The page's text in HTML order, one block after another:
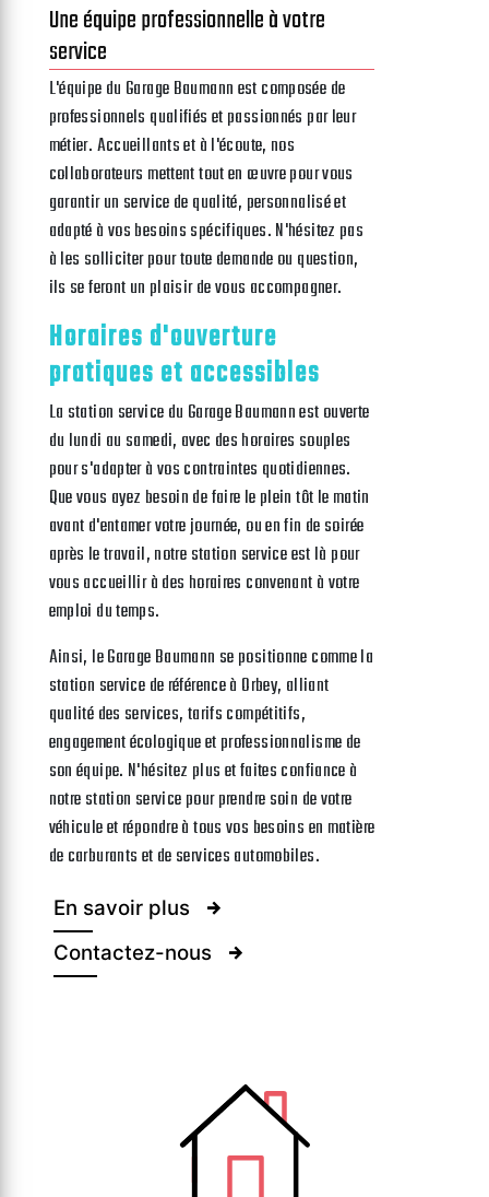
Une équipe professionnelle à votre
service
L'équipe du Garage Baumann est composée de
professionnels qualifiés et passionnés par leur
métier. Accueillants et à l'écoute, nos
collaborateurs mettent tout en œuvre pour vous
garantir un service de qualité, personnalisé et
adapté à vos besoins spécifiques. N'hésitez pas
à les solliciter pour toute demande ou question,
ils se feront un plaisir de vous accompagner.
Horaires d'ouverture
pratiques et accessibles
La station service du Garage Baumann est ouverte
du lundi au samedi, avec des horaires souples
pour s'adapter à vos contraintes quotidiennes.
Que vous ayez besoin de faire le plein tôt le matin
avant d'entamer votre journée, ou en fin de soirée
après le travail, notre station service est là pour
vous accueillir à des horaires convenant à votre
emploi du temps.
Ainsi, le Garage Baumann se positionne comme la
station service de référence à Orbey, alliant
qualité des services, tarifs compétitifs,
engagement écologique et professionnalisme de
son équipe. N'hésitez plus et faites confiance à
notre station service pour prendre soin de votre
véhicule et répondre à tous vos besoins en matière
de carburants et de services automobiles.
En savoir plus
Contactez-nous